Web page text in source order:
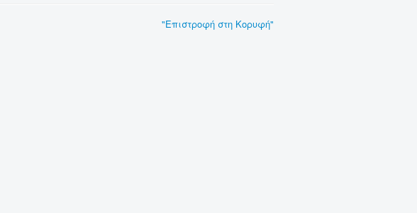
"Επιστροφή στη Κορυφή"